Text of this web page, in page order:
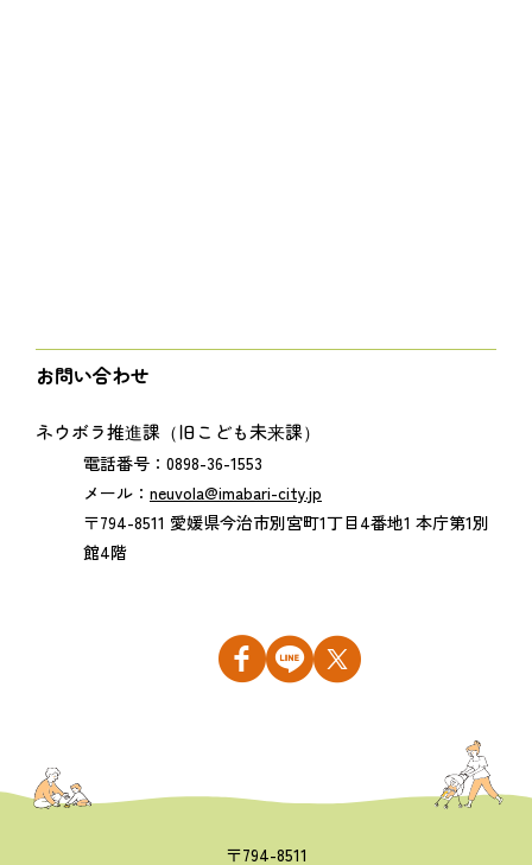
お問い合わせ
ネウボラ推進課（旧こども未来課）
電話番号：0898-36-1553
メール： neuvola@imabari-city.jp
〒794-8511 愛媛県今治市別宮町1丁目4番地1 本庁第1別
館4階
〒794-8511